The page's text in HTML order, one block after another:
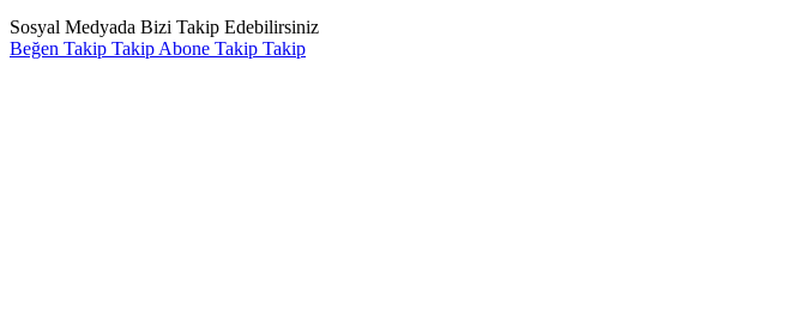
Sosyal Medyada Bizi Takip Edebilirsiniz
Beğen Takip Takip Abone Takip Takip